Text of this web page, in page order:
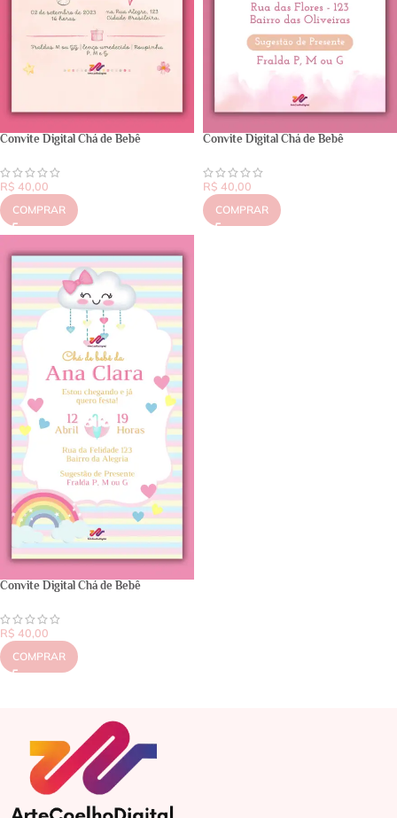
Convite Digital Chá de Bebê
R$ 40,00
COMPRAR
Convite Digital Chá de Bebê
R$ 40,00
COMPRAR
Convite Digital Chá de Bebê
R$ 40,00
COMPRAR